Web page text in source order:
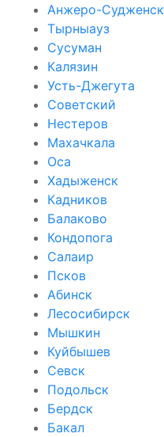
Анжеро-Судженск
Тырныауз
Сусуман
Калязин
Усть-Джегута
Советский
Нестеров
Махачкала
Оса
Хадыженск
Кадников
Балаково
Кондопога
Салаир
Псков
Абинск
Лесосибирск
Мышкин
Куйбышев
Севск
Подольск
Бердск
Бакал